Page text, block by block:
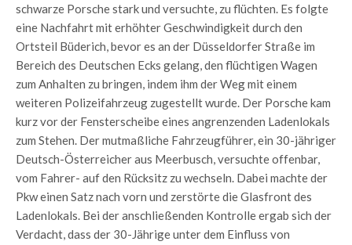
schwarze Porsche stark und versuchte, zu flüchten. Es folgte
eine Nachfahrt mit erhöhter Geschwindigkeit durch den
Ortsteil Büderich, bevor es an der Düsseldorfer Straße im
Bereich des Deutschen Ecks gelang, den flüchtigen Wagen
zum Anhalten zu bringen, indem ihm der Weg mit einem
weiteren Polizeifahrzeug zugestellt wurde. Der Porsche kam
kurz vor der Fensterscheibe eines angrenzenden Ladenlokals
zum Stehen. Der mutmaßliche Fahrzeugführer, ein 30-jähriger
Deutsch-Österreicher aus Meerbusch, versuchte offenbar,
vom Fahrer- auf den Rücksitz zu wechseln. Dabei machte der
Pkw einen Satz nach vorn und zerstörte die Glasfront des
Ladenlokals. Bei der anschließenden Kontrolle ergab sich der
Verdacht, dass der 30-Jährige unter dem Einfluss von